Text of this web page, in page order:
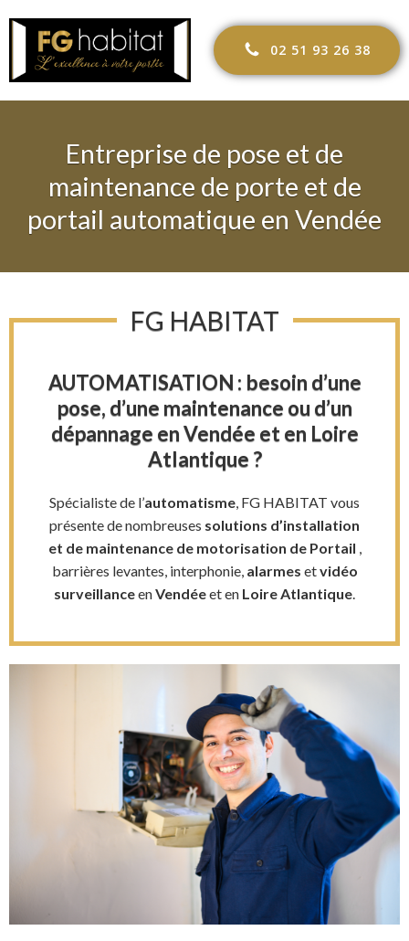
au
contenu
02 51 93 26 38
Entreprise de pose et de
maintenance de porte et de
portail automatique en Vendée
FG HABITAT
AUTOMATISATION : besoin d’une
pose, d’une maintenance ou d’un
dépannage en Vendée et en Loire
Atlantique ?
Spécialiste de l’automatisme, FG HABITAT vous
présente de nombreuses solutions d’installation
et de maintenance de motorisation de Portail ,
barrières levantes, interphonie, alarmes etvidéo
surveillanceenVendéeet en Loire Atlantique.